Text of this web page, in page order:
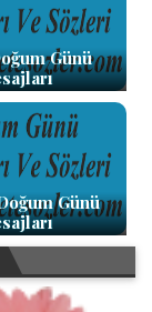
Günü
Günü